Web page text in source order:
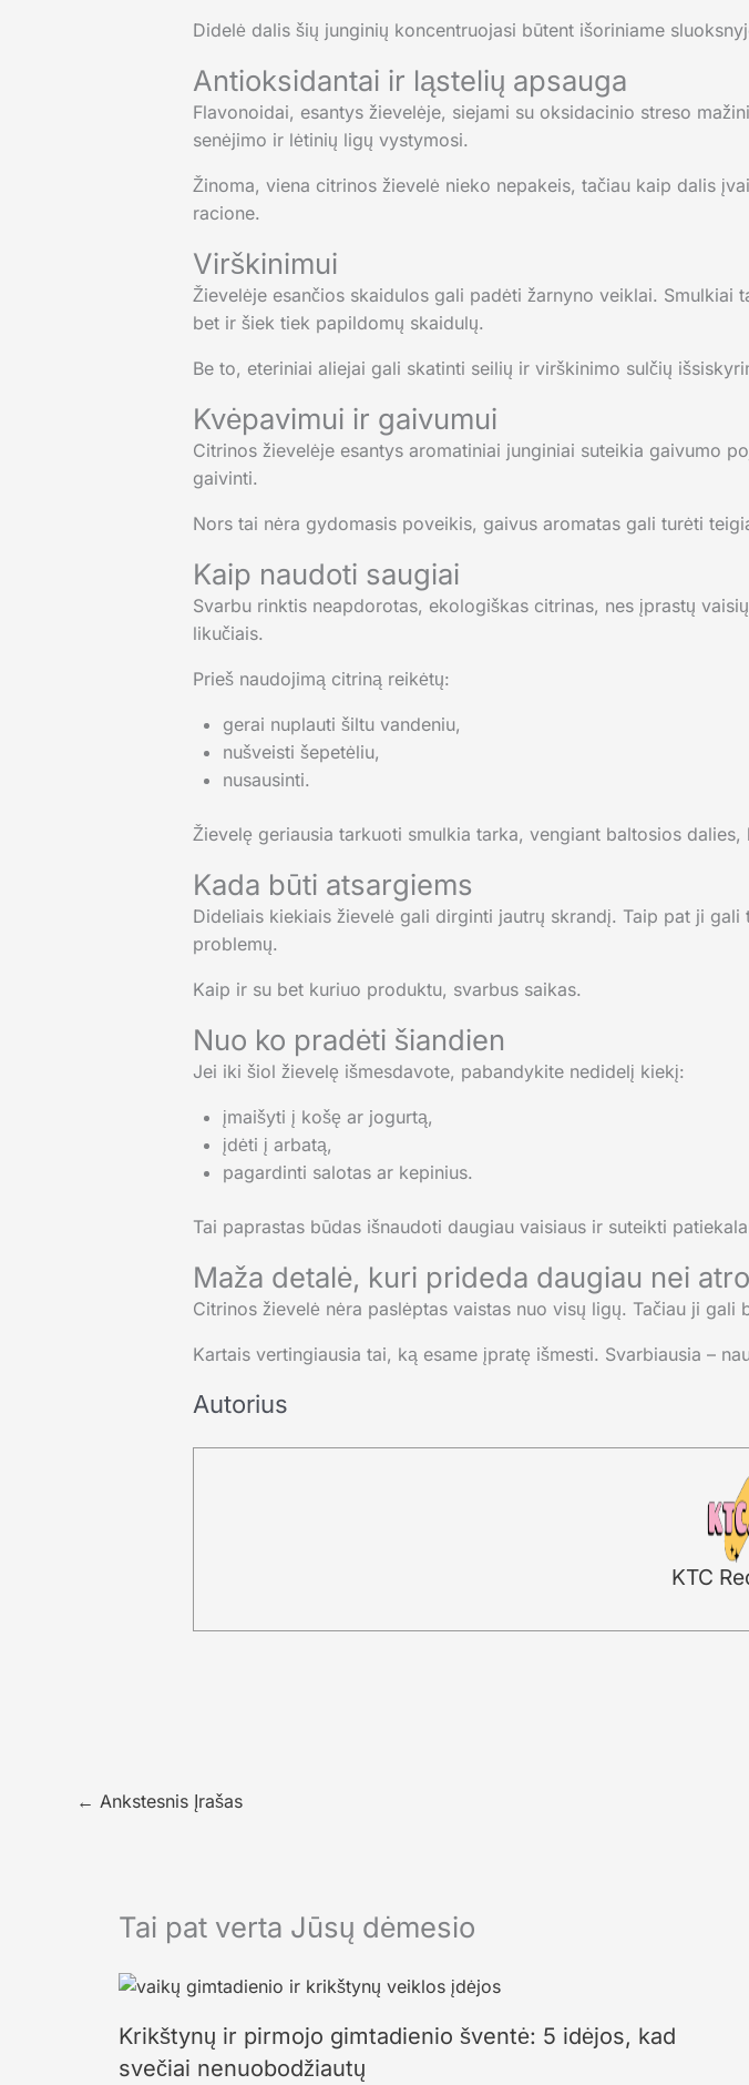
Didelė dalis šių junginių koncentruojasi būtent išoriniame
Antioksidantai ir ląstelių apsauga
Flavonoidai, esantys žievelėje, siejami su oksidacinio streso
senėjimo ir lėtinių ligų vystymosi.
Žinoma, viena citrinos žievelė nieko nepakeis, tačiau kaip dalis
racione.
Virškinimui
Žievelėje esančios skaidulos gali padėti žarnyno veiklai.
bet ir šiek tiek papildomų skaidulų.
Be to, eteriniai aliejai gali skatinti seilių ir virškinimo sulčių
Kvėpavimui ir gaivumui
Citrinos žievelėje esantys aromatiniai junginiai suteikia gaivumo
gaivinti.
Nors tai nėra gydomasis poveikis, gaivus aromatas gali turėti
Kaip naudoti saugiai
Svarbu rinktis neapdorotas, ekologiškas citrinas, nes įprastų
likučiais.
Prieš naudojimą citriną reikėtų:
gerai nuplauti šiltu vandeniu,
nušveisti šepetėliu,
nusausinti.
Žievelę geriausia tarkuoti smulkia tarka, vengiant baltosios
Kada būti atsargiems
Dideliais kiekiais žievelė gali dirginti jautrų skrandį. Taip pat ji
problemų.
Kaip ir su bet kuriuo produktu, svarbus saikas.
Nuo ko pradėti šiandien
Jei iki šiol žievelę išmesdavote, pabandykite nedidelį kiekį:
įmaišyti į košę ar jogurtą,
įdėti į arbatą,
pagardinti salotas ar kepinius.
Tai paprastas būdas išnaudoti daugiau vaisiaus ir suteikti
Maža detalė, kuri prideda daugiau nei
Citrinos žievelė nėra paslėptas vaistas nuo visų ligų. Tačiau ji
Kartais vertingiausia tai, ką esame įpratę išmesti. Svarbiausia –
Autorius
KTC
← Ankstesnis Įrašas
Tai pat verta Jūsų dėmesio
Krikštynų ir pirmojo gimtadienio šventė: 5 idėjos, kad
svečiai nenuobodžiautų